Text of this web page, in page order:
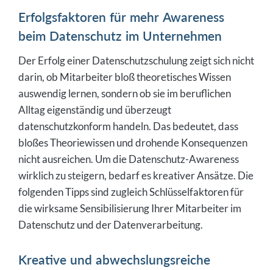
Erfolgsfaktoren für mehr Awareness
beim Datenschutz im Unternehmen
Der Erfolg einer Datenschutzschulung zeigt sich nicht
darin, ob Mitarbeiter bloß theoretisches Wissen
auswendig lernen, sondern ob sie im beruflichen
Alltag eigenständig und überzeugt
datenschutzkonform handeln. Das bedeutet, dass
bloßes Theoriewissen und drohende Konsequenzen
nicht ausreichen. Um die Datenschutz-Awareness
wirklich zu steigern, bedarf es kreativer Ansätze. Die
folgenden Tipps sind zugleich Schlüsselfaktoren für
die wirksame Sensibilisierung Ihrer Mitarbeiter im
Datenschutz und der Datenverarbeitung.
Kreative und abwechslungsreiche